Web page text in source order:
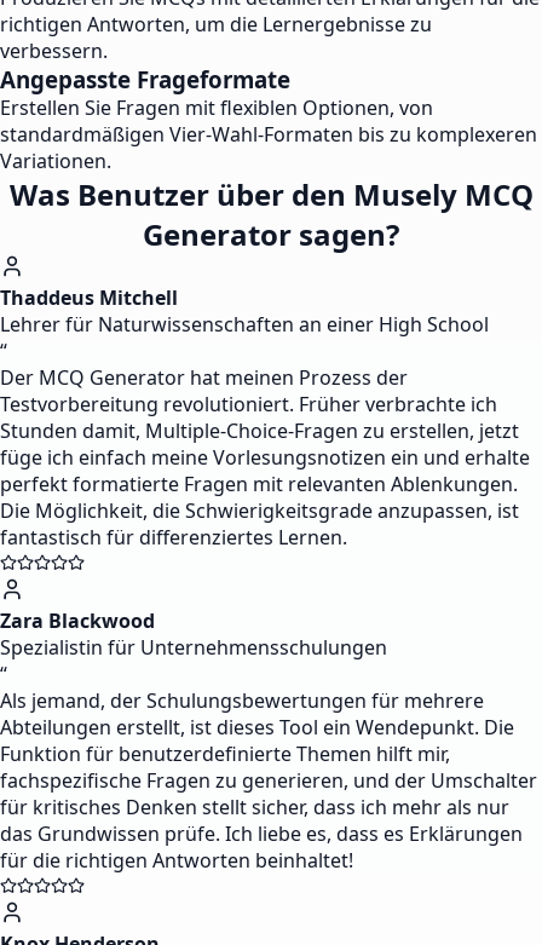
richtigen Antworten, um die Lernergebnisse zu
verbessern.
Angepasste Frageformate
Erstellen Sie Fragen mit flexiblen Optionen, von
standardmäßigen Vier-Wahl-Formaten bis zu komplexeren
Variationen.
Was Benutzer über den Musely MCQ
Generator sagen?
Thaddeus Mitchell
Lehrer für Naturwissenschaften an einer High School
“
Der MCQ Generator hat meinen Prozess der
Testvorbereitung revolutioniert. Früher verbrachte ich
Stunden damit, Multiple-Choice-Fragen zu erstellen, jetzt
füge ich einfach meine Vorlesungsnotizen ein und erhalte
perfekt formatierte Fragen mit relevanten Ablenkungen.
Die Möglichkeit, die Schwierigkeitsgrade anzupassen, ist
fantastisch für differenziertes Lernen.
Zara Blackwood
Spezialistin für Unternehmensschulungen
“
Als jemand, der Schulungsbewertungen für mehrere
Abteilungen erstellt, ist dieses Tool ein Wendepunkt. Die
Funktion für benutzerdefinierte Themen hilft mir,
fachspezifische Fragen zu generieren, und der Umschalter
für kritisches Denken stellt sicher, dass ich mehr als nur
das Grundwissen prüfe. Ich liebe es, dass es Erklärungen
für die richtigen Antworten beinhaltet!